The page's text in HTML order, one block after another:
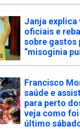
Janja explica
oficiais e
sobre gastos
“misoginia
Francisco
saúde e
para perto
veja como
último